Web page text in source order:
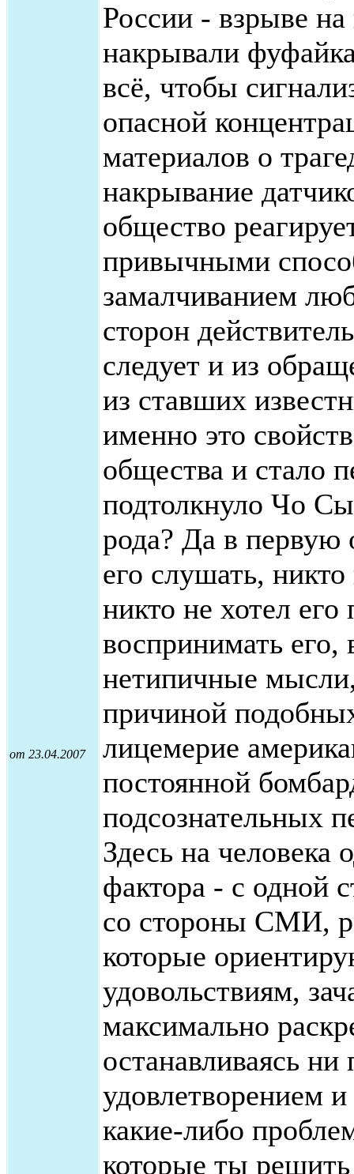
от 23.04.2007
России - взрыве
накрывали
всё, чтобы
опасной
материалов о
накрывание
общество
привычными
замалчиванием
сторон
следует и из
из ставших
именно это
общества и стало
подтолкнуло Чо
рода? Да в первую
его слушать,
никто не хотел
воспринимать
нетипичные
причиной
лицемерие
постоянной
подсознательных
Здесь на человека
фактора - с одной
со стороны СМИ,
которые
удовольствиям,
максимально
останавливаясь
удовлетворением
какие-либо
которые ты